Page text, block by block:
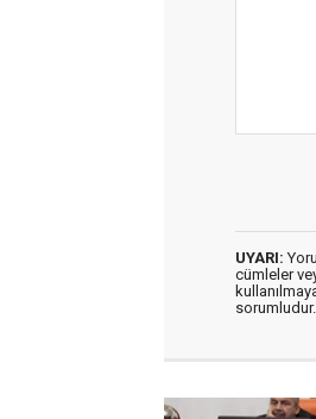
UYARI:
cümleler